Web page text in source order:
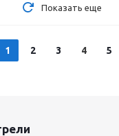
Показать еще
1 2 3 4 5